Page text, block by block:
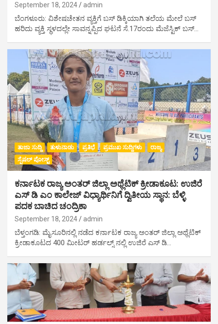
September 18, 2024 admin
ಬೆಂಗಳೂರು: ವಿಶೇಷಚೇತನ ವ್ಯಕ್ತಿಗೆ ಬಸ್ ಡಿಕ್ಕಿಯಾಗಿ ತಲೆಯ ಮೇಲೆ ಬಸ್
ಹರಿದು ವ್ಯಕ್ತಿ ಸ್ಥಳದಲ್ಲೇ ಸಾವನ್ನಪ್ಪಿದ ಘಟನೆ ಸೆ.17ರಂದು ಮೆಜೆಸ್ಟಿಕ್ ಬಸ್…
ತಾಜಾ ಸುದ್ದಿ ತುಳುನಾಡು ಪ್ರತಿಭೆ ಪ್ರಮುಖ ಸುದ್ದಿಗಳು
ರಾಜ್ಯ
ಸ್ಪೆಷಲ್ ಪೋಸ್ಟ್
ಕರ್ನಾಟಕ ರಾಜ್ಯ ಅಂತರ್ ಜಿಲ್ಲಾ ಅಥ್ಲೆಟಿಕ್ ಕ್ರೀಡಾಕೂಟ: ಉಜಿರೆ
ಎಸ್ ಡಿ ಎಂ ಕಾಲೇಜ್ ವಿಧ್ಯಾರ್ಥಿನಿಗೆ ದ್ವಿತೀಯ ಸ್ಥಾನ: ಬೆಳ್ಳಿ
ಪದಕ ಬಾಚಿದ ಚಂದ್ರಿಕಾ
September 18, 2024 admin
ಬೆಳ್ತಂಗಡಿ: ಮೈಸೂರಿನಲ್ಲಿ ನಡೆದ ಕರ್ನಾಟಕ ರಾಜ್ಯ ಅಂತರ್ ಜಿಲ್ಲಾ ಅಥ್ಲೆಟಿಕ್
ಕ್ರೀಡಾಕೂಟದ 400 ಮೀಟರ್ ಹರ್ಡಲ್ಸ್ ನಲ್ಲಿ ಉಜಿರೆ ಎಸ್ ಡಿ…